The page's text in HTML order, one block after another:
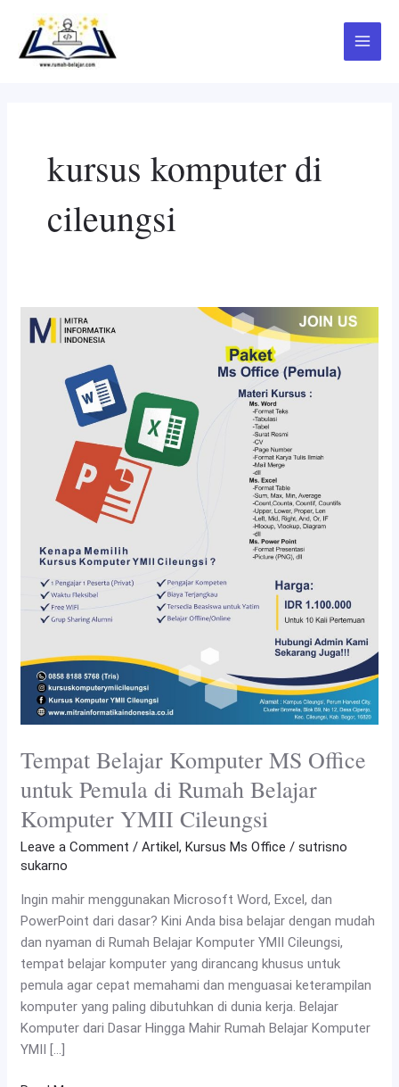
content
Main
Menu
kursus komputer di
cileungsi
Tempat Belajar Komputer MS Office
untuk Pemula di Rumah Belajar
Komputer YMII Cileungsi
Leave a Comment /Artikel,Kursus Ms Office /sutrisno
sukarno
Ingin mahir menggunakan Microsoft Word, Excel, dan
PowerPoint dari dasar? Kini Anda bisa belajar dengan mudah
dan nyaman di Rumah Belajar Komputer YMII Cileungsi,
tempat belajar komputer yang dirancang khusus untuk
pemula agar cepat memahami dan menguasai keterampilan
komputer yang paling dibutuhkan di dunia kerja. Belajar
Komputer dari Dasar Hingga Mahir Rumah Belajar Komputer
YMII […]
Tempat
Belajar
Rumah
YMII